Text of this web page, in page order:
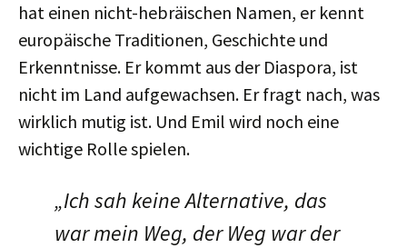
hat einen nicht-hebräischen Namen, er kennt
europäische Traditionen, Geschichte und
Erkenntnisse. Er kommt aus der Diaspora, ist
nicht im Land aufgewachsen. Er fragt nach, was
wirklich mutig ist. Und Emil wird noch eine
wichtige Rolle spielen.
„Ich sah keine Alternative, das
war mein Weg, der Weg war der